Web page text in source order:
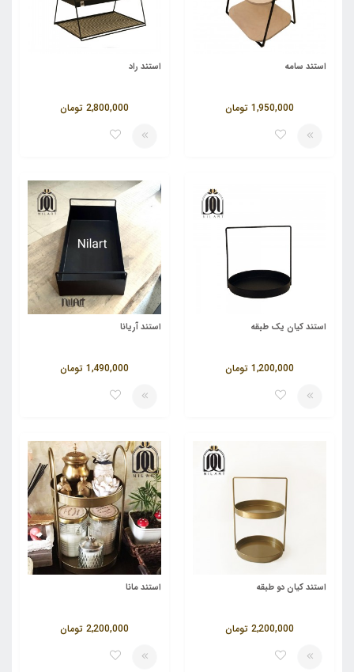
استند سامه
1,950,000 تومان
استند راد
2,800,000 تومان
استند کیان یک طبقه
1,200,000 تومان
استند آریانا
1,490,000 تومان
استند کیان دو طبقه
2,200,000 تومان
استند مانا
2,200,000 تومان